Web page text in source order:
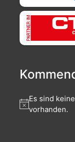
Es sind
vorhanden.